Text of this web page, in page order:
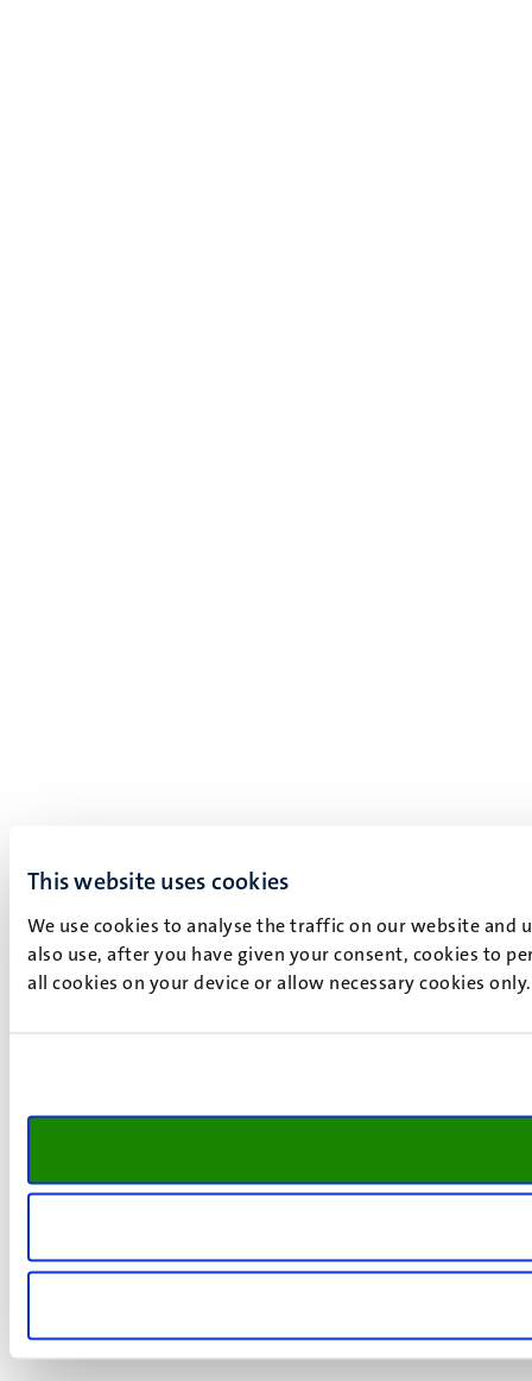
This website uses cookies
We use cookies to analyse the traffic on our website and
also use, after you have given your consent, cookies to
all cookies on your device or allow necessary cookies